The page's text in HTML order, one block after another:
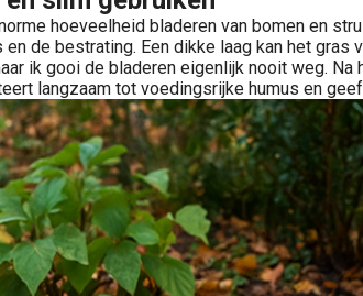
hoeveelheid bladeren van bomen en
de bestrating. Een dikke laag kan het
ik gooi de bladeren eigenlijk nooit weg.
langzaam tot voedingsrijke humus en